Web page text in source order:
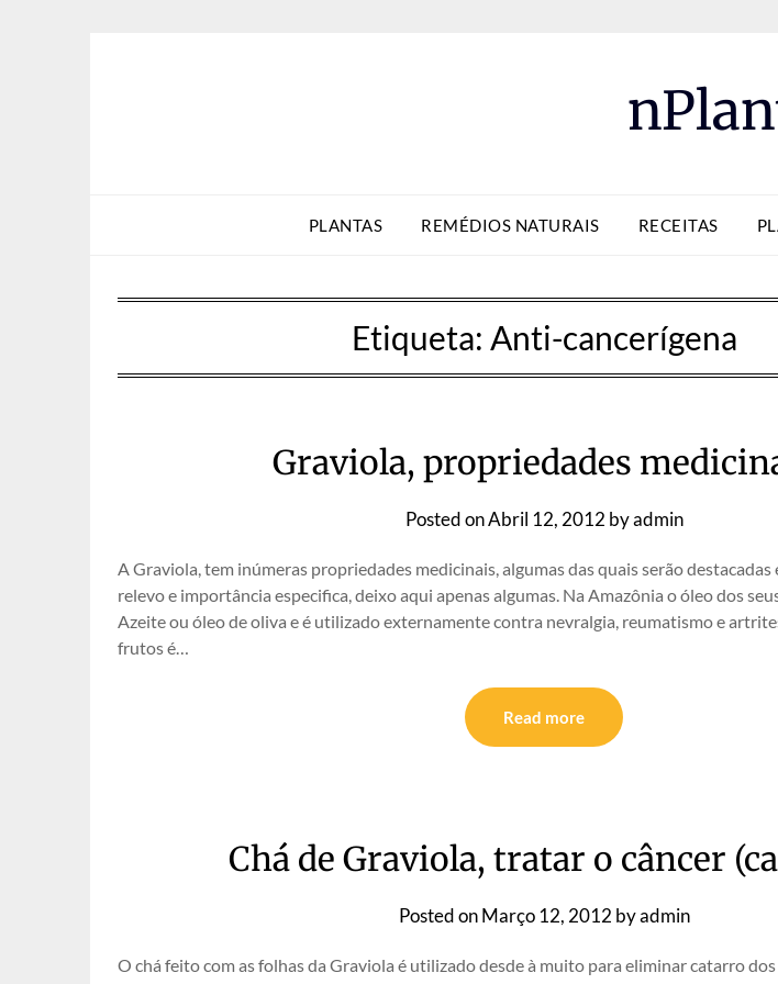
PLANTAS REMÉDIOS NATURAIS RECEITAS
Etiqueta: Anti-cancerígena
Graviola, propriedades
Posted onAbril 12, 2012 byadmin
A Graviola, tem inúmeras propriedades medicinais, algumas das quais serão
relevo e importância especifica, deixo aqui apenas algumas. Na Amazônia o óleo dos
Azeite ou óleo de oliva e é utilizado externamente contra nevralgia, reumatismo e
frutos é…
Read more
Chá de Graviola, tratar o câncer
Posted onMarço 12, 2012 byadmin
O chá feito com as folhas da Graviola é utilizado desde à muito para eliminar catarro